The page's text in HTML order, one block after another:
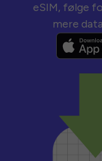
eSIM, følge
mere